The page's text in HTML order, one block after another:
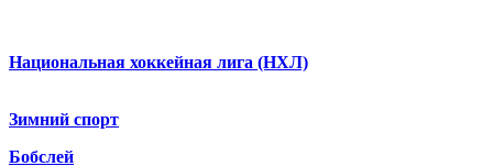
Национальная хоккейная лига (НХЛ)
Зимний спорт
Бобслей